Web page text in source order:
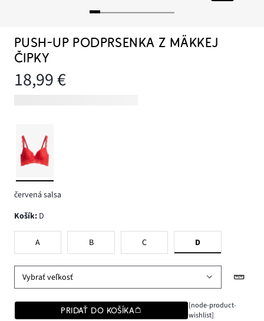
PUSH-UP PODPRSENKA Z MÄKKEJ
ČIPKY
18,99 €
červená salsa
Košík: D
A B C D
Vybrať veľkosť
PRIDAŤ DO KOŠÍKA
[node-product-
wishlist]